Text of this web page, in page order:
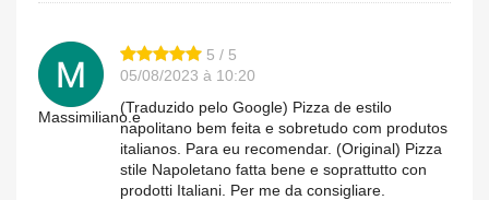
Massimiliano.e
5 / 5
05/08/2023 à 10:20
(Traduzido pelo Google) Pizza de estilo
napolitano bem feita e sobretudo com produtos
italianos. Para eu recomendar. (Original) Pizza
stile Napoletano fatta bene e soprattutto con
prodotti Italiani. Per me da consigliare.